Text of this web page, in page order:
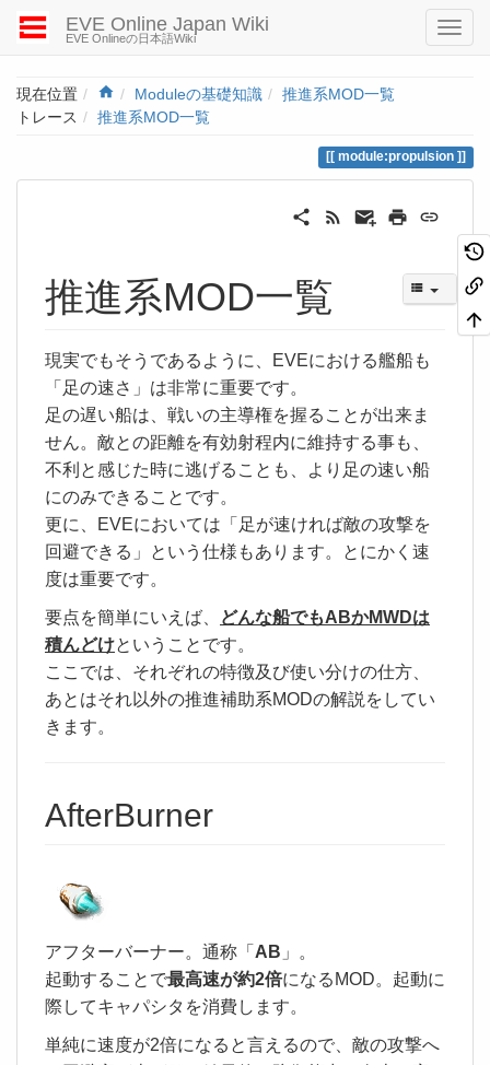
EVE Online Japan Wiki
EVE Onlineの日本語Wiki
現在位置 HomeModuleの基礎知識
推進系MOD一覧
トレース
推進系MOD一覧
module:propulsion
推進系MOD一覧
現実でもそうであるように、EVEにおける艦船も
「足の速さ」は非常に重要です。
足の遅い船は、戦いの主導権を握ることが出来ま
せん。敵との距離を有効射程内に維持する事も、
不利と感じた時に逃げることも、より足の速い船
にのみできることです。
更に、EVEにおいては「足が速ければ敵の攻撃を
回避できる」という仕様もあります。とにかく速
度は重要です。
要点を簡単にいえば、
どんな船でもABかMWDは
積んどけということです。
ここでは、それぞれの特徴及び使い分けの仕方、
あとはそれ以外の推進補助系MODの解説をしてい
きます。
AfterBurner
アフターバーナー。通称「 AB 」。
起動することで最高速が約2倍になるMOD。起動に
際してキャパシタを消費します。
単純に速度が2倍になると言えるので、敵の攻撃へ